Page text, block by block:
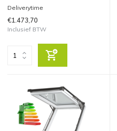
Deliverytime
€1.473,70
Inclusief BTW